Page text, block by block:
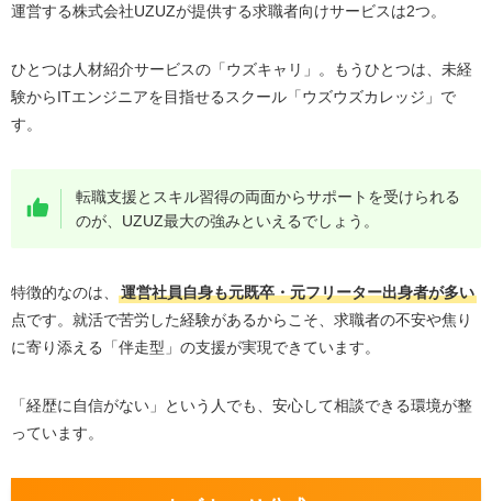
運営する株式会社UZUZが提供する求職者向けサービスは2つ。
ひとつは人材紹介サービスの「ウズキャリ」。もうひとつは、未経
験からITエンジニアを目指せるスクール「ウズウズカレッジ」で
す。
転職支援とスキル習得の両面からサポートを受けられる
のが、UZUZ最大の強みといえるでしょう。
特徴的なのは、
運営社員自身も元既卒・元フリーター出身者が多い
点です。就活で苦労した経験があるからこそ、求職者の不安や焦り
に寄り添える「伴走型」の支援が実現できています。
「経歴に自信がない」という人でも、安心して相談できる環境が整
っています。